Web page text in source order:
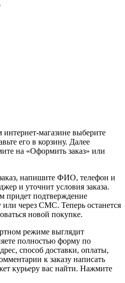
магазине выберите
его в корзину. Далее
на «Оформить заказ» или
напишите ФИО, телефон и
и уточнит условия заказа.
придет подтверждение
через СМС. Теперь останется
новой покупке.
режиме выглядит
полностью форму по
способ доставки, оплаты,
к заказу написать
курьеру вас найти. Нажмите